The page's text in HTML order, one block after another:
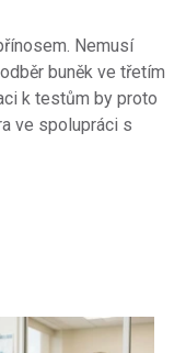
Nemusí
buněk ve třetím
k testům by proto
ve spolupráci s